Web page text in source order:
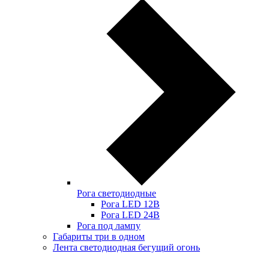
Рога светодиодные
Рога LED 12В
Рога LED 24В
Рога под лампу
Габариты три в одном
Лента светодиодная бегущий огонь